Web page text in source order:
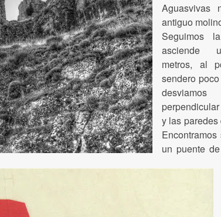
Aguasvivas
antiguo
Seguimos
asciende
metros, al
sendero
y las
un puente